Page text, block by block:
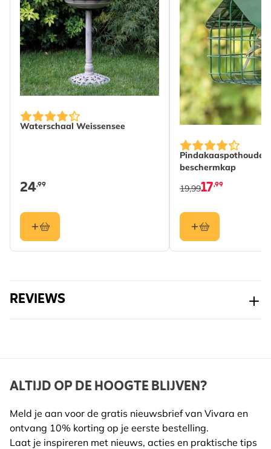
Lengte 30 mm
Gewicht 0.02 kg
Kleur Zilver
Materiaal Metaal
Lees meer
Waterschaal Weissensee
24,99
beschermkap
17,99
19,99
REVIEWS
ALTIJD OP DE HOOGTE BLIJVEN?
Meld je aan voor de gratis nieuwsbrief van Vivara en
ontvang 10% korting op je eerste bestelling.
Laat je inspireren met nieuws, acties en praktische tips